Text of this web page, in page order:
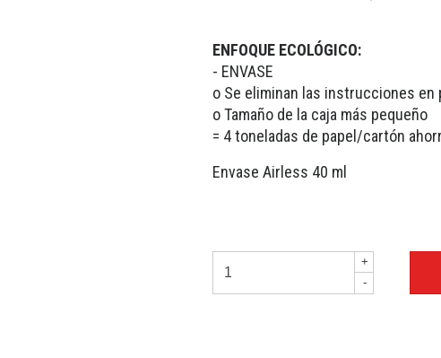
ENFOQUE ECOLÓGICO:
- ENVASE
o Se eliminan las instrucciones en
o Tamaño de la caja más pequeño
= 4 toneladas de papel/cartón
Envase Airless 40 ml
+
-